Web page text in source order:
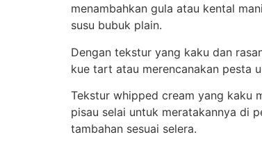
menambahkan gula atau kental
susu bubuk plain.
Dengan tekstur yang kaku dan
kue tart atau merencanakan pesta
Tekstur whipped cream yang kaku
pisau selai untuk meratakannya di
tambahan sesuai selera.